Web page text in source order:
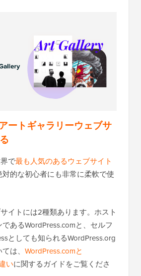
ートギャラリーウェブサ
で最も人気のあるウェブサイト
対的な初心者にも非常に柔軟で使
イトには2種類あります。ホスト
あるWordPress.comと、セルフ
としても知られるWordPress.org
は、 WordPress.comと
いに関するガイドをご覧くださ